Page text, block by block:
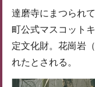
達磨寺にまつられ
町公式マスコット
定文化財。花崗岩
れたとされる。